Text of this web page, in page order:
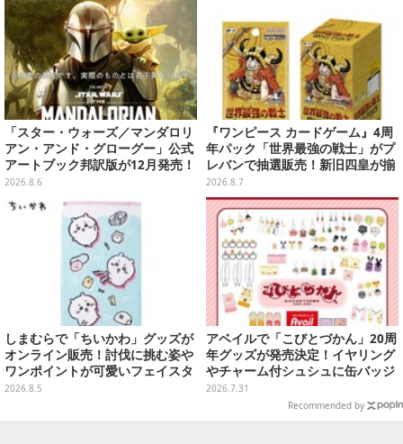
「スター・ウォーズ／マンダロリ
アン・アンド・グローグー」公式
アートブック邦訳版が12月発売！
映画のコンセプトアートやスケッ
チを掲載
2026.8.6
『ワンピース カードゲーム』4周
年パック「世界最強の戦士」がプ
レバンで抽選販売！新旧四皇が揃
い踏み、刃牙作者が描く「カイド
ウ」も
2026.8.7
しまむらで「ちいかわ」グッズが
オンライン販売！討伐に挑む姿や
ワンポイントが可愛いフェイスタ
オル、バスマットなど全14種
2026.8.5
アベイルで「こびとづかん」20周
年グッズが発売決定！イヤリング
やチャーム付シュシュに缶バッジ
などもりだくさん
2026.7.31
Recommended by